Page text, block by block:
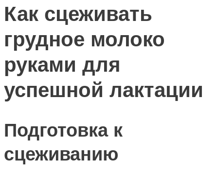
Как сцеживать
грудное молоко
руками для
успешной лактации
Подготовка к
сцеживанию